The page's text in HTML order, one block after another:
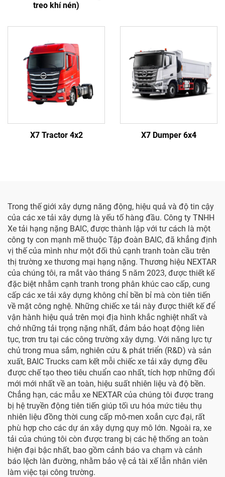
treo khí nén)
X7 Tractor 4x2 X7 Dumper 6x4
Trong thế giới xây dựng năng động, hiệu quả và độ tin cậy
của các xe tải xây dựng là yếu tố hàng đầu. Công ty TNHH
Xe tải hạng nặng BAIC, được thành lập với tư cách là một
công ty con mạnh mẽ thuộc Tập đoàn BAIC, đã khẳng định
vị thế của mình như một đối thủ cạnh tranh toàn cầu trên
thị trường xe thương mại hạng nặng. Thương hiệu NEXTAR
của chúng tôi, ra mắt vào tháng 5 năm 2023, được thiết kế
đặc biệt nhằm cạnh tranh trong phân khúc cao cấp, cung
cấp các xe tải xây dựng không chỉ bền bỉ mà còn tiên tiến
về mặt công nghệ. Những chiếc xe tải này được thiết kế để
vận hành hiệu quả trên mọi địa hình khắc nghiệt nhất và
chở những tải trọng nặng nhất, đảm bảo hoạt động liên
tục, trơn tru tại các công trường xây dựng. Với năng lực tự
chủ trong mua sắm, nghiên cứu & phát triển (R&D) và sản
xuất, BAIC Trucks cam kết mỗi chiếc xe tải xây dựng đều
được chế tạo theo tiêu chuẩn cao nhất, tích hợp những đổi
mới mới nhất về an toàn, hiệu suất nhiên liệu và độ bền.
Chẳng hạn, các mẫu xe NEXTAR của chúng tôi được trang
bị hệ truyền động tiên tiến giúp tối ưu hóa mức tiêu thụ
nhiên liệu đồng thời cung cấp mô-men xoắn cực đại, rất
phù hợp cho các dự án xây dựng quy mô lớn. Ngoài ra, xe
tải của chúng tôi còn được trang bị các hệ thống an toàn
hiện đại bậc nhất, bao gồm cảnh báo va chạm và cảnh
báo lệch làn đường, nhằm bảo vệ cả tài xế lẫn nhân viên
làm việc tại công trường.